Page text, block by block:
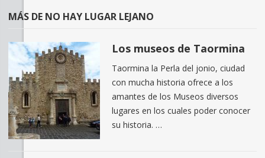
MÁS DE NO HAY LUGAR LEJANO
Los museos de Taormina
Taormina la Perla del jonio, ciudad
con mucha historia ofrece a los
amantes de los Museos diversos
lugares en los cuales poder conocer
su historia. …